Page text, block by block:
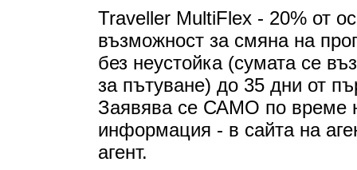
Traveller MultiFlex - 20% от
възможност за смяна на
без неустойка (сумата се
за пътуване) до 35 дни от
Заявява се САМО по време
информация - в сайта на
агент.